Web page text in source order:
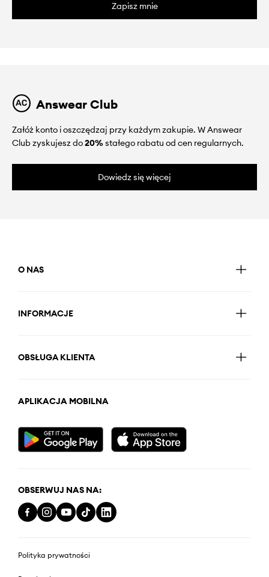
Zapisz mnie
Answear Club
Załóż konto i oszczędzaj przy każdym zakupie. W Answear
Club zyskujesz do20%stałego rabatu od cen regularnych.
Dowiedz się więcej
O NAS
INFORMACJE
OBSŁUGA KLIENTA
APLIKACJA MOBILNA
OBSERWUJ NAS NA:
Polityka prywatności